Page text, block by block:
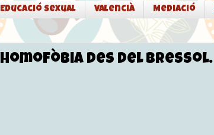
Educació sexual Valencià Mediació
homofòbia des del bressol.